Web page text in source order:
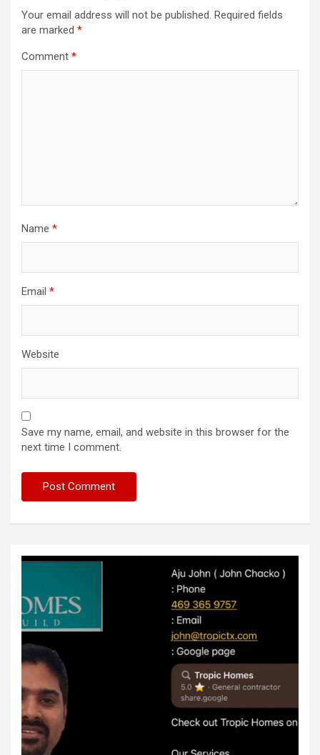
Your email address will not be published. Required fields
are marked *
Comment *
Name *
Email *
Website
Save my name, email, and website in this browser for the
next time I comment.